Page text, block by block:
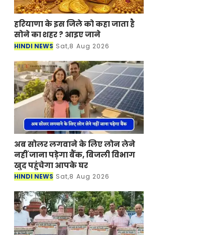
हरियाणा के इस जिले को कहा जाता है
सोने का शहर ? आइए जाने
HINDI NEWS Sat,8 Aug 2026
अब सोलर लगवाने के लिए लोन लेने
नहीं जाना पड़ेगा बैंक, बिजली विभाग
खुद पहुंचेगा आपके घर
HINDI NEWS Sat,8 Aug 2026